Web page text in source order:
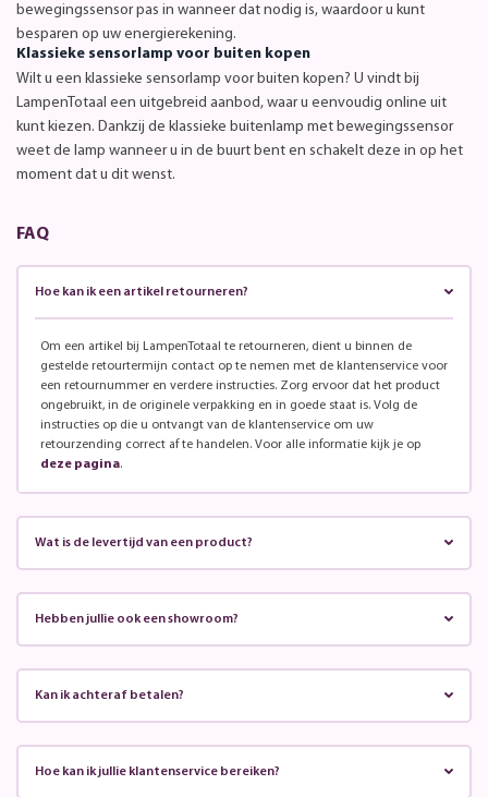
bewegingssensor pas in wanneer dat nodig is, waardoor u kunt
besparen op uw energierekening.
Klassieke sensorlamp voor buiten kopen
Wilt u een klassieke sensorlamp voor buiten kopen? U vindt bij
LampenTotaal een uitgebreid aanbod, waar u eenvoudig online uit
kunt kiezen. Dankzij de klassieke buitenlamp met bewegingssensor
weet de lamp wanneer u in de buurt bent en schakelt deze in op het
moment dat u dit wenst.
FAQ
Hoe kan ik een artikel retourneren?
Om een artikel bij LampenTotaal te retourneren, dient u binnen de
gestelde retourtermijn contact op te nemen met de klantenservice voor
een retournummer en verdere instructies. Zorg ervoor dat het product
ongebruikt, in de originele verpakking en in goede staat is. Volg de
instructies op die u ontvangt van de klantenservice om uw
retourzending correct af te handelen. Voor alle informatie kijk je op
deze pagina.
Wat is de levertijd van een product?
Hebben jullie ook een showroom?
Kan ik achteraf betalen?
Hoe kan ik jullie klantenservice bereiken?